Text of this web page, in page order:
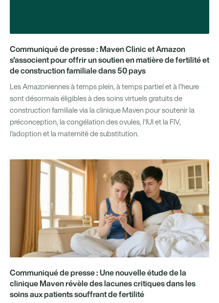
Communiqué de presse : Maven Clinic et Amazon
s'associent pour offrir un soutien en matière de fertilité et
de construction familiale dans 50 pays
Les Amazoniennes à temps plein, à temps partiel et à l'heure
sont désormais éligibles à des soins virtuels gratuits de
construction familiale via la clinique Maven pour soutenir la
préconception, la congélation des ovules, l'IUI et la FIV,
l'adoption et la maternité de substitution.
Communiqué de presse : Une nouvelle étude de la
clinique Maven révèle des lacunes critiques dans les
soins aux patients souffrant de fertilité